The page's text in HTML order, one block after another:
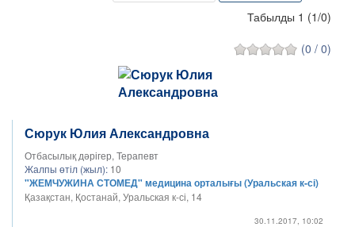
Табылды 1 (1/0)
(0 / 0)
Сюрук Юлия Александровна
Отбасылық дәрігер, Терапевт
Жалпы өтіл (жыл): 10
"ЖЕМЧУЖИНА СТОМЕД" медицина орталығы (Уральская к-сі)
Қазақстан, Қостанай, Уральская к-сі, 14
30.11.2017, 10:02